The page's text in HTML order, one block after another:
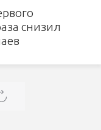
снизил